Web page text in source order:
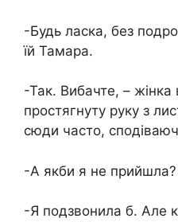
-Будь ласка, без
їй Тамара.
-Так. Вибачте, – жінка
простягнуту руку з
сюди часто,
-А якби я не прийшла?
-Я подзвонила б. Але